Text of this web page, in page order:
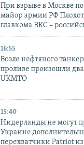
При взрыве в Москве
майор армии РФ
главкома ВКС –
16:55
Возле нефтяного
проливе произошли
UKMTO
15:40
Нидерланды не могут
Украине
перехватчики Patriot из